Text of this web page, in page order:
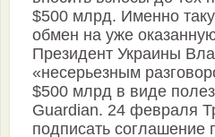
$500 млрд. Именно
обмен на уже
Президент Украины
«несерьезным
$500 млрд в виде
Guardian. 24 февраля
подписать соглашение